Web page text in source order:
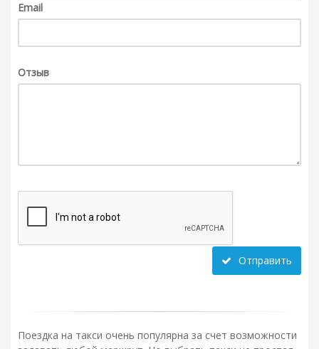
Email
Отзыв
Отправить
Поездка на такси очень популярна за счет возможности